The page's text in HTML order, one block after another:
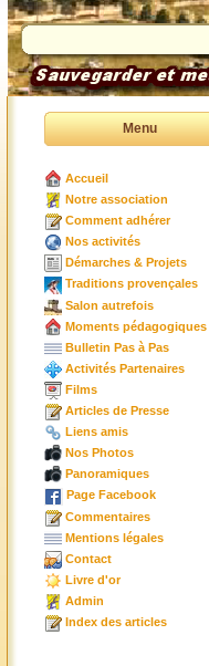
Menu
Accueil
Notre association
Comment adhérer
Nos activités
Démarches & Projets
Traditions provençales
Salon autrefois
Moments pédagogiques
Bulletin Pas à Pas
Activités Partenaires
Films
Articles de Presse
Liens amis
Nos Photos
Panoramiques
Page Facebook
Commentaires
Mentions légales
Contact
Livre d'or
Admin
Index des articles